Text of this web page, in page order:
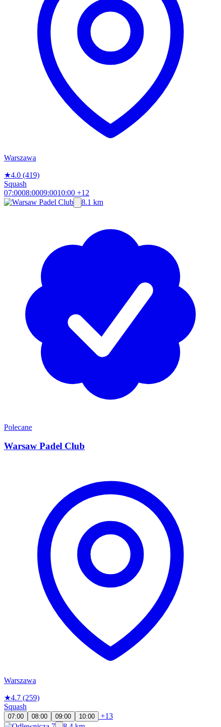
Warszawa
★4.0 (419)
Squash
07:0008:0009:0010:00 +12
8.1 km
Polecane
Warsaw Padel Club
Warszawa
★4.7 (259)
Squash
07:00 08:00 09:00 10:00
+13